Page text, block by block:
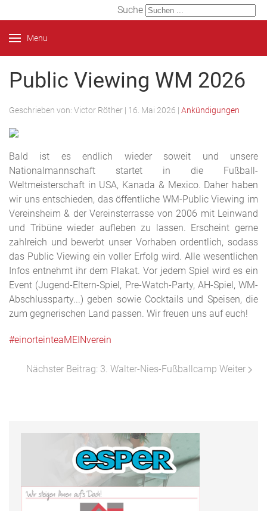
Suche
Menu
Public Viewing WM 2026
Geschrieben von: Victor Röther | 16. Mai 2026 | Ankündigungen
Bald ist es endlich wieder soweit und unsere
Nationalmannschaft startet in die Fußball-
Weltmeisterschaft in USA, Kanada & Mexico. Daher haben
wir uns entschieden, das öffentliche WM-Public Viewing im
Vereinsheim & der Vereinsterrasse von 2006 mit Leinwand
und Tribüne wieder aufleben zu lassen. Erscheint gerne
zahlreich und bewerbt unser Vorhaben ordentlich, sodass
das Public Viewing ein voller Erfolg wird. Alle wesentlichen
Infos entnehmt ihr dem Plakat. Vor jedem Spiel wird es ein
Event (Jugend-Eltern-Spiel, Pre-Watch-Party, AH-Spiel, WM-
Abschlussparty...) geben sowie Cocktails und Speisen, die
zum gegnerischen Land passen. Wir freuen uns auf euch!
#einorteinteaMEINverein
Nächster Beitrag: 3. Walter-Nies-Fußballcamp Weiter